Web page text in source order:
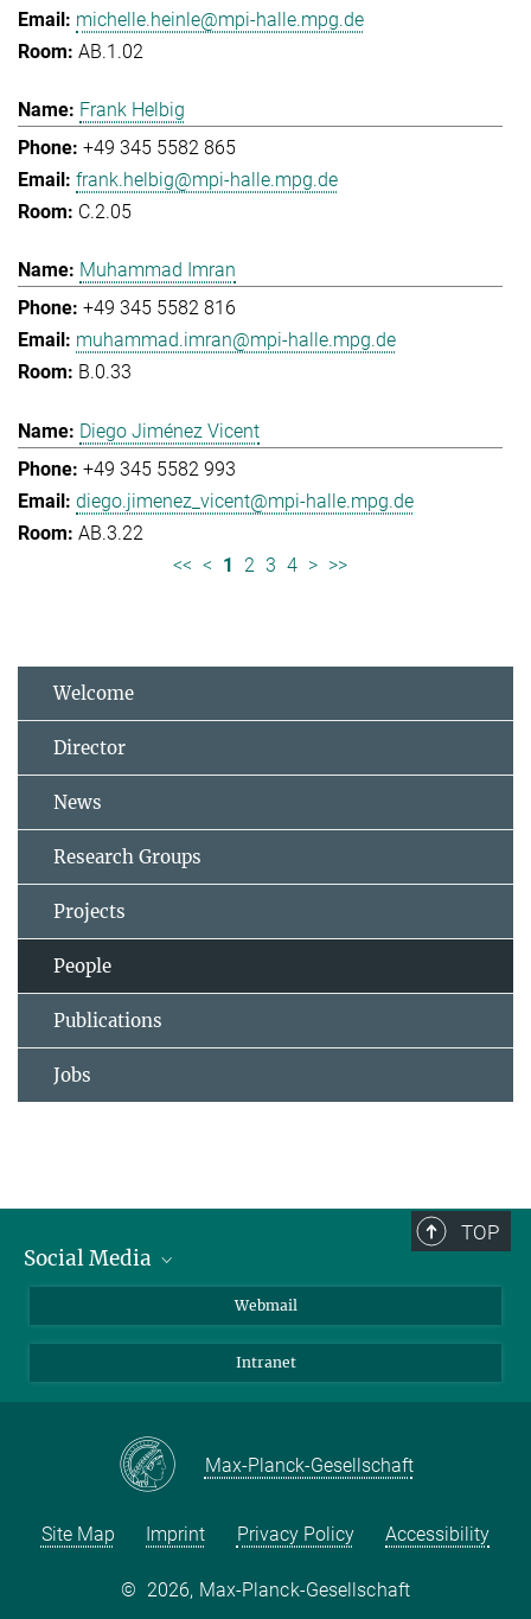
michelle.heinle@mpi-halle.mpg.de
AB.1.02
Frank Helbig
+49 345 5582 865
frank.helbig@mpi-halle.mpg.de
C.2.05
Muhammad Imran
+49 345 5582 816
muhammad.imran@mpi-halle.mpg.de
B.0.33
Diego Jiménez Vicent
+49 345 5582 993
diego.jimenez_vicent@mpi-halle.mpg.de
AB.3.22
<< < 1 2 3 4 > >>
Welcome
Director
News
Research Groups
Projects
People
Publications
Jobs
TOP
Social Media
YouTube
Webmail
Intranet
Max-Planck-Gesellschaft
Site Map Imprint Privacy Policy Accessibility
© 2026, Max-Planck-Gesellschaft